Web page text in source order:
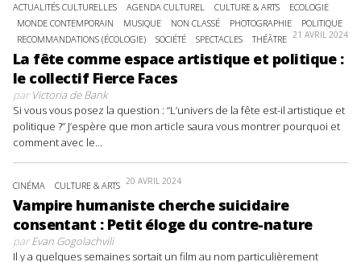
ACTUALITÉS CULTURELLES AGENDA CULTUREL CULTURE & ARTS
ECOLOGIE
MONDE CONTEMPORAIN
MUSIQUE NON CLASSÉ PHOTOGRAPHIE
POLITIQUE
RECOMMANDATIONS (ÉCOLOGIE)
SOCIÉTÉ SPECTACLES THÉÂTRE 21 AVRIL 2024
La fête comme espace artistique et politique :
le collectif Fierce Faces
parVictoria de Bank
Si vous vous posez la question : “L’univers de la fête est-il artistique et
politique ?” J’espère que mon article saura vous montrer pourquoi et
comment avec le...
CINÉMA CULTURE & ARTS 20 AVRIL 2024
Vampire humaniste cherche suicidaire
consentant : Petit éloge du contre-nature
parEvan Gogolachvili
Il y a quelques semaines sortait un film au nom particulièrement